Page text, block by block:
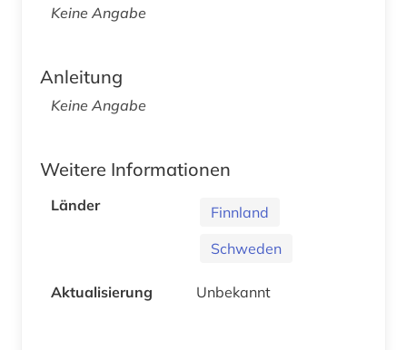
Keine Angabe
Anleitung
Keine Angabe
Weitere Informationen
Länder
Finnland
Schweden
Aktualisierung Unbekannt